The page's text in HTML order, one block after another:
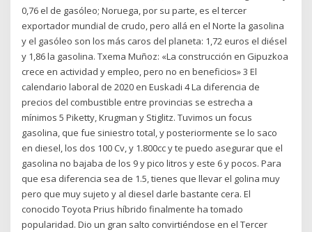
0,76 el de gasóleo; Noruega, por su parte, es el tercer
exportador mundial de crudo, pero allá en el Norte la gasolina
y el gasóleo son los más caros del planeta: 1,72 euros el diésel
y 1,86 la gasolina. Txema Muñoz: «La construcción en Gipuzkoa
crece en actividad y empleo, pero no en beneficios» 3 El
calendario laboral de 2020 en Euskadi 4 La diferencia de
precios del combustible entre provincias se estrecha a
mínimos 5 Piketty, Krugman y Stiglitz. Tuvimos un focus
gasolina, que fue siniestro total, y posteriormente se lo saco
en diesel, los dos 100 Cv, y 1.800cc y te puedo asegurar que el
gasolina no bajaba de los 9 y pico litros y este 6 y pocos. Para
que esa diferencia sea de 1.5, tienes que llevar el golina muy
pero que muy sujeto y al diesel darle bastante cera. El
conocido Toyota Prius híbrido finalmente ha tomado
popularidad. Dio un gran salto convirtiéndose en el Tercer